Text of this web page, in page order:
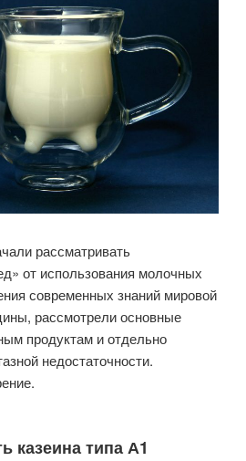
рассматривать
от использования молочных
современных знаний мировой
рассмотрели основные
продуктам и отдельно
недостаточности.
казеина типа А1